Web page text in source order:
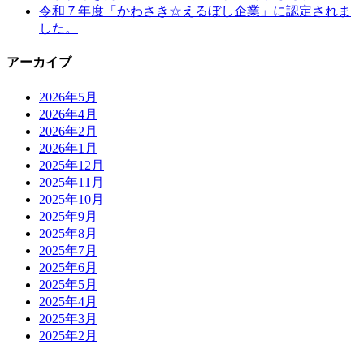
令和７年度「かわさき☆えるぼし企業」に認定されま
した。
アーカイブ
2026年5月
2026年4月
2026年2月
2026年1月
2025年12月
2025年11月
2025年10月
2025年9月
2025年8月
2025年7月
2025年6月
2025年5月
2025年4月
2025年3月
2025年2月